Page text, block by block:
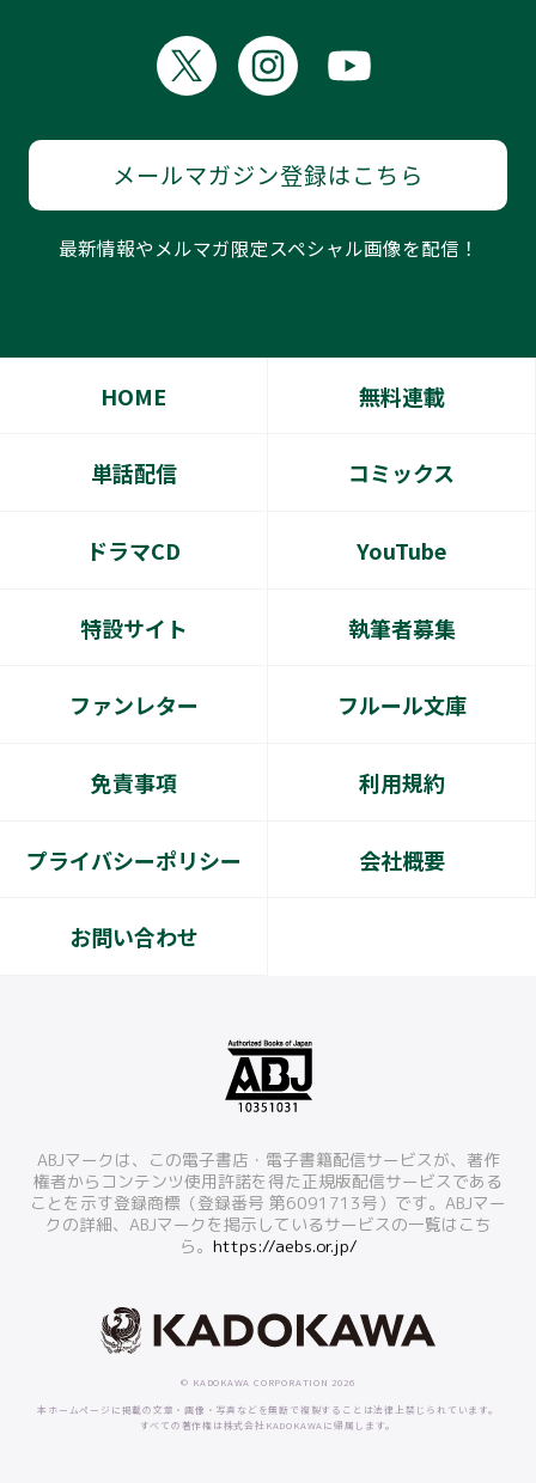
メールマガジン登録はこちら
最新情報やメルマガ限定スペシャル画像を配信！
HOME 無料連載
単話配信 コミックス
ドラマCD YouTube
特設サイト 執筆者募集
ファンレター フルール文庫
免責事項 利用規約
プライバシーポリシー 会社概要
お問い合わせ
ABJマークは、この電子書店・電子書籍配信サービスが、著作
権者からコンテンツ使用許諾を得た正規版配信サービスである
ことを示す登録商標（登録番号 第6091713号）です。ABJマー
クの詳細、ABJマークを掲示しているサービスの一覧はこち
ら。 https://aebs.or.jp/
© KADOKAWA CORPORATION 2026
本ホームページに掲載の文章・画像・写真などを無断で複製することは法律上禁じられています。
すべての著作権は株式会社KADOKAWAに帰属します。